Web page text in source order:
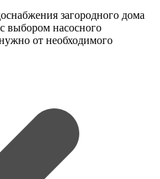
загородного дома
выбором насосного
от необходимого